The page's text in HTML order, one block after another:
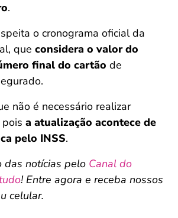
.
o cronograma oficial da
que considera o valor do
final do cartão de
não é necessário realizar
a atualização acontece de
pelo INSS.
das notícias pelo Canal do
! Entre agora e receba nossos
celular.